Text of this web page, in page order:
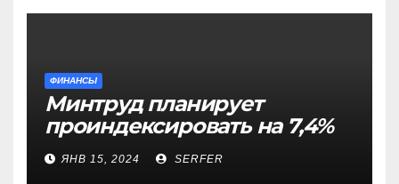
ФИНАНСЫ
Минтруд планирует
проиндексировать на 7,4%
более 40 выплат и
компенсаций
ЯНВ 15, 2024 SERFER